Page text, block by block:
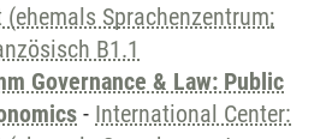
(ehemals Sprachenzentrum;
B1.1
Governance & Law: Public
- International Center: